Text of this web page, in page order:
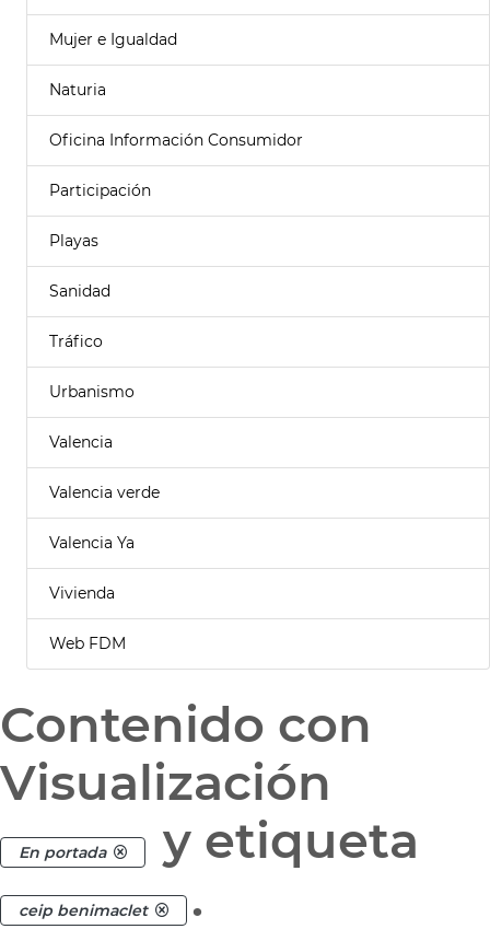
Mujer e Igualdad
Naturia
Oficina Información Consumidor
Participación
Playas
Sanidad
Tráfico
Urbanismo
Valencia
Valencia verde
Valencia Ya
Vivienda
Web FDM
Contenido con
Visualización
En portada y etiqueta
ceip benimaclet .